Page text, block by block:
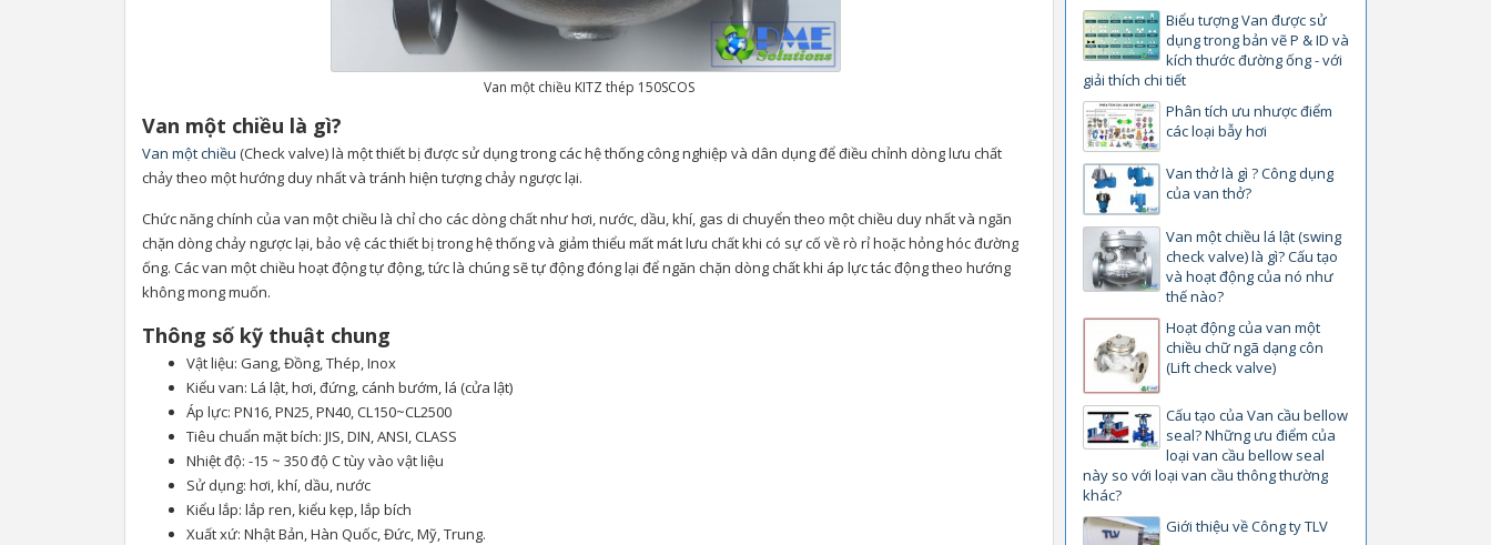
Van một chiều KITZ thép 150SCOS
Van một chiều là gì?
Van một chiều (Check valve) là một thiết bị được sử dụng trong các hệ thống công nghiệp và dân dụng để điều chỉnh dòng lưu chất
chảy theo một hướng duy nhất và tránh hiện tượng chảy ngược lại.
Chức năng chính của van một chiều là chỉ cho các dòng chất như hơi, nước, dầu, khí, gas di chuyển theo một chiều duy nhất và ngăn
chặn dòng chảy ngược lại, bảo vệ các thiết bị trong hệ thống và giảm thiểu mất mát lưu chất khi có sự cố về rò rỉ hoặc hỏng hóc đường
ống. Các van một chiều hoạt động tự động, tức là chúng sẽ tự động đóng lại để ngăn chặn dòng chất khi áp lực tác động theo hướng
không mong muốn.
Thông số kỹ thuật chung
Vật liệu: Gang, Đồng, Thép, Inox
Kiểu van: Lá lật, hơi, đứng, cánh bướm, lá (cửa lật)
Áp lực: PN16, PN25, PN40, CL150~CL2500
Tiêu chuẩn mặt bích: JIS, DIN, ANSI, CLASS
Nhiệt độ: -15 ~ 350 độ C tùy vào vật liệu
Sử dụng: hơi, khí, dầu, nước
Kiểu lắp: lắp ren, kiểu kẹp, lắp bích
Xuất xứ: Nhật Bản, Hàn Quốc, Đức, Mỹ, Trung.
Biểu tượng Van được sử
dụng trong bản vẽ P & ID và
kích thước đường ống - với
giải thích chi tiết
Phân tích ưu nhược điểm
các loại bẫy hơi
Van thở là gì ? Công dụng
của van thở?
Van một chiều lá lật (swing
check valve) là gì? Cấu tạo
và hoạt động của nó như
thế nào?
Hoạt động của van một
chiều chữ ngã dạng côn
(Lift check valve)
Cấu tạo của Van cầu bellow
seal? Những ưu điểm của
loại van cầu bellow seal
này so với loại van cầu thông thường
khác?
Giới thiệu về Công ty TLV